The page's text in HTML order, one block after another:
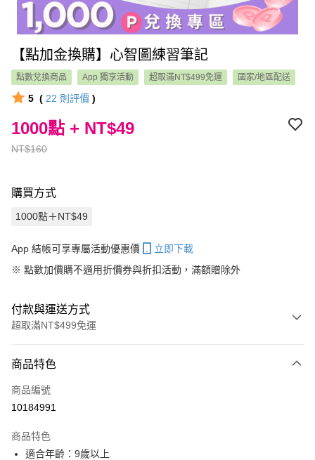
【點加金換購】心智圖練習筆記
點數兌換商品 App 獨享活動 超取滿NT$499免運 國家/地區配送
5 ( 22 則評價 )
NT$160
1000點 + NT$49
購買方式
1000點＋NT$49
App 結帳可享專屬活動優惠價
立即下載
※ 點數加價購不適用折價券與折扣活動，滿額贈除外
付款與運送方式
超取滿NT$499免運
信用卡一次付款
LINE Pay
大哥付你分期
商品特色
商品編號
10184991
商品特色
適合年齡：9歲以上